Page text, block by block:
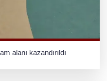
alanı kazandırıldı